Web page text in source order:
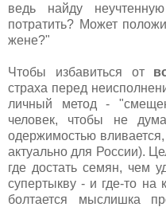
ведь найду
потратить? Может
жене?"
Чтобы избавиться от
страха перед
личный метод -
человек, чтобы не
одержимостью
актуально для России).
где достать семян, чем
супертыкву - и где-то на
болтается мыслишка